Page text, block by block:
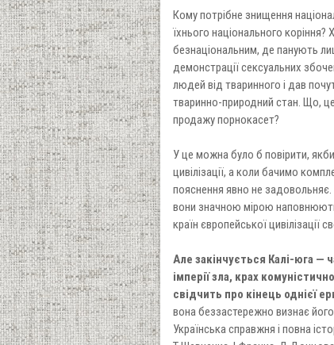
Кому потрібне знищення
їхнього національного
безнаціональним, де панують
демонстрації сексуальних
людей від тваринного і дав
тваринно-природний стан. Що,
продажу порнокасет?
У це можна було б повірити,
цивілізації, а коли бачимо
пояснення явно не задовольняє.
вони значною мірою
країн європейської цивілізації
Але закінчується Калі-юга —
імперії зла, крах
свідчить про кінець однієї
вона беззастережно визнає
Українська справжня і повна